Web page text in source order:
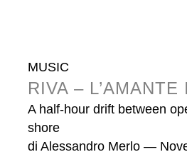
MUSIC
RIVA – L’AMANTE
A half-hour drift between
shore
di Alessandro Merlo —